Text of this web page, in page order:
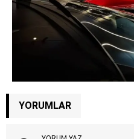
YORUMLAR